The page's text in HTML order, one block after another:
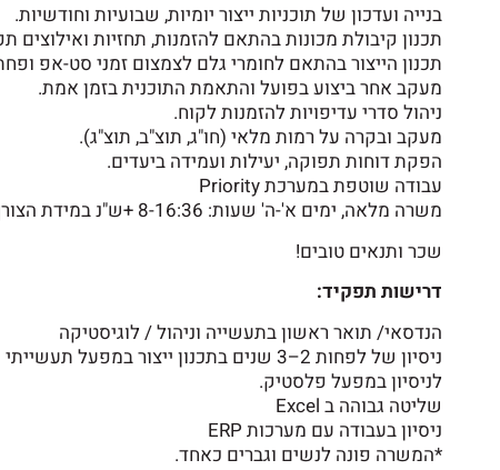
בנייה ועדכון של תוכניות ייצור יומיות, שבועיות וחודשיות.
תכנון קיבולת מכונות בהתאם להזמנות, תחזיות ואילוצים
תכנון הייצור בהתאם לחומרי גלם לצמצום זמני סט-אפ
מעקב אחר ביצוע בפועל והתאמת התוכנית בזמן אמת.
ניהול סדרי עדיפויות להזמנות לקוח.
מעקב ובקרה על רמות מלאי (חו"ג, תוצ"ב, תוצ"ג).
הפקת דוחות תפוקה, יעילות ועמידה ביעדים.
עבודה שוטפת במערכת Priority
משרה מלאה, ימים א'-ה' שעות: 8-16:36 +ש"נ במידת הצורך
שכר ותנאים טובים!
דרישות תפקיד:
הנדסאי/ תואר ראשון בתעשייה וניהול / לוגיסטיקה
ניסיון של לפחות 2–3 שנים בתכנון ייצור במפעל
לניסיון במפעל פלסטיק.
שליטה גבוהה ב Excel
ניסיון בעבודה עם מערכות ERP
*המשרה פונה לנשים וגברים כאחד.